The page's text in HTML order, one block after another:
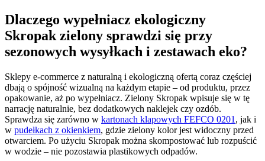
Dlaczego wypełniacz ekologiczny
Skropak zielony sprawdzi się przy
sezonowych wysyłkach i zestawach eko?
Sklepy e-commerce z naturalną i ekologiczną ofertą coraz częściej
dbają o spójność wizualną na każdym etapie – od produktu, przez
opakowanie, aż po wypełniacz. Zielony Skropak wpisuje się w tę
narrację naturalnie, bez dodatkowych naklejek czy ozdób.
Sprawdza się zarówno w kartonach klapowych FEFCO 0201 , jak i
w pudełkach z okienkiem, gdzie zielony kolor jest widoczny przed
otwarciem. Po użyciu Skropak można skompostować lub rozpuścić
w wodzie – nie pozostawia plastikowych odpadów.